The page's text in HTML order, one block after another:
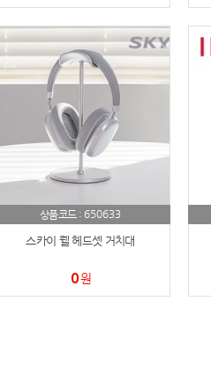
상품코드 : 650633
스카이 웰 헤드셋 거치대
0원